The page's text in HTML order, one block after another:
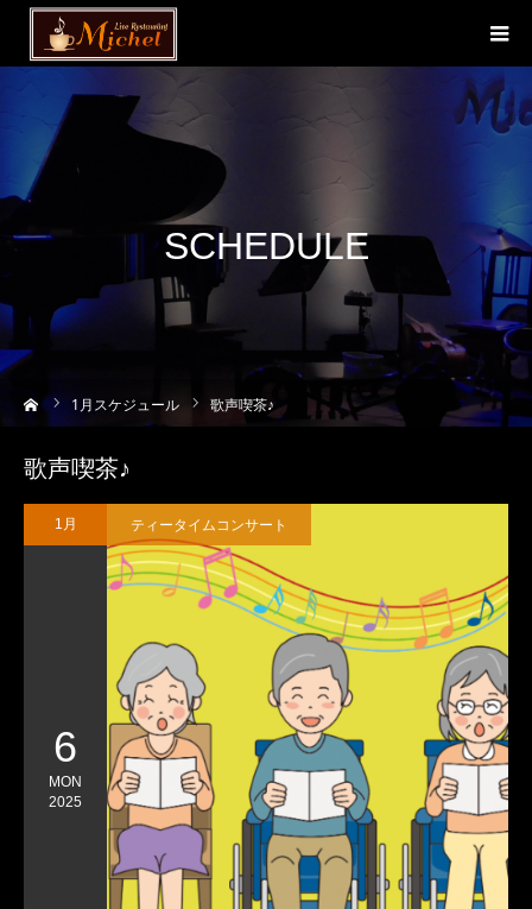
SCHEDULE
1 月スケジュール 歌声喫茶♪
歌声喫茶♪
1月
6
MON
2025
ティータイムコンサート